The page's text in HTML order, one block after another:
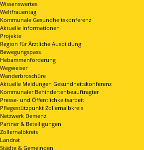
Wissenswertes
Weltfrauentag
Kommunale Gesundheitskonferenz
Aktuelle Informationen
Projekte
Region für Ärztliche Ausbildung
Bewegungspass
Hebammenförderung
Wegweiser
Wanderbroschüre
Aktuelle Meldungen Gesundheitskonferenz
Kommunaler Behindertenbeauftragter
Presse- und Öffentlichkeitsarbeit
Pflegestützpunkt Zollernalbkreis
Netzwerk Demenz
Partner & Beteiligungen
Zollernalbkreis
Landrat
Städte & Gemeinden